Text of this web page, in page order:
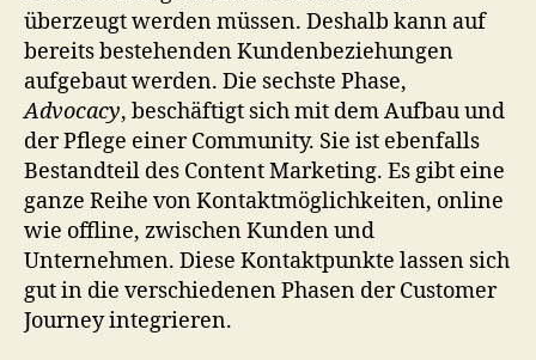
überzeugt werden müssen. Deshalb kann auf
bereits bestehenden Kundenbeziehungen
aufgebaut werden. Die sechste Phase,
Advocacy, beschäftigt sich mit dem Aufbau und
der Pflege einer Community. Sie ist ebenfalls
Bestandteil des Content Marketing. Es gibt eine
ganze Reihe von Kontaktmöglichkeiten, online
wie offline, zwischen Kunden und
Unternehmen. Diese Kontaktpunkte lassen sich
gut in die verschiedenen Phasen der Customer
Journey integrieren.